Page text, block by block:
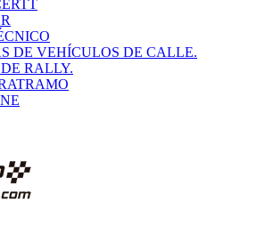
DE VEHÍCULOS DE CALLE.
RALLY.